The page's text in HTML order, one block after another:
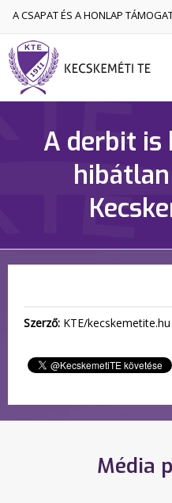
A CSAPAT ÉS A HONLAP
A derbit is
Szerző: KTE/kecskemetite.hu
Média